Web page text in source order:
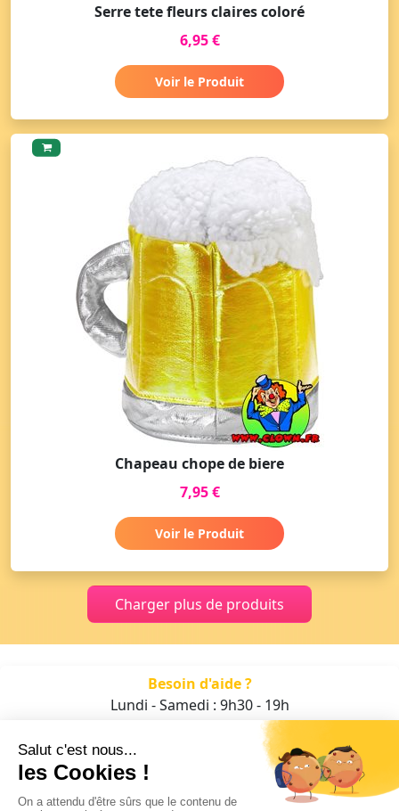
Serre tete fleurs claires coloré
6,95 €
Voir le Produit
Chapeau chope de biere
7,95 €
Voir le Produit
Charger plus de produits
Besoin d'aide ?
Lundi - Samedi : 9h30 - 19h